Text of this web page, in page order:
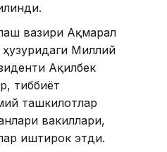
вазири Ақмарал
Миллий
Ақилбек
тиббиёт
ташкилотлар
вакиллари,
иштирок этди.